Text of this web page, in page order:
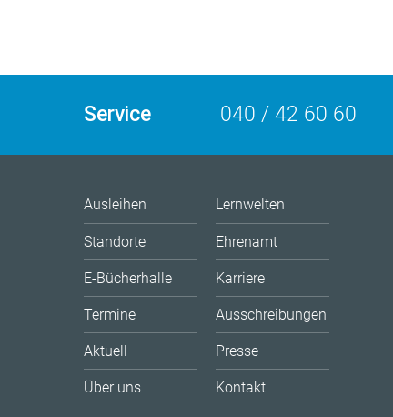
Service 040 / 42 60 60
Ausleihen
Standorte
E-Bücherhalle
Termine
Aktuell
Über uns
Lernwelten
Ehrenamt
Karriere
Ausschreibungen
Presse
Kontakt